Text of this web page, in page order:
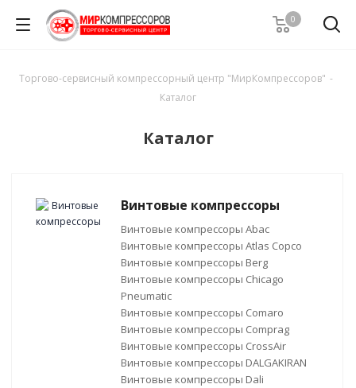
0
Торгово-сервисный компрессорный центр "МирКомпрессоров" -
Каталог
Каталог
Винтовые компрессоры
Винтовые компрессоры Abac
Винтовые компрессоры Atlas Copco
Винтовые компрессоры Berg
Винтовые компрессоры Chicago
Pneumatic
Винтовые компрессоры Comaro
Винтовые компрессоры Comprag
Винтовые компрессоры CrossAir
Винтовые компрессоры DALGAKIRAN
Винтовые компрессоры Dali